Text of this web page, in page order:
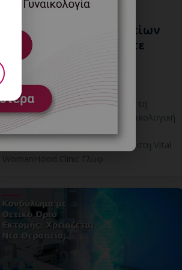
Έλεγχος Ζωτικών Σημείων
πριν τη Θεραπεία: Πότε
Είναι Απαραίτητος;
6 Αυγούστου, 2026
Έλεγχος Ζωτικών Σημείων πριν τη
Θεραπεία: εξατομικευμένη γυναικολογική
αξιολόγηση, σαφές πλάνο
παρακολούθησης και ραντεβού στη Vital
WomanHood Clinic Γλυφ